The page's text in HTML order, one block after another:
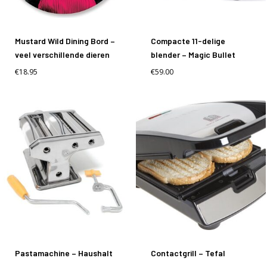
Mustard Wild Dining Bord –
veel verschillende dieren
€18.95
Compacte 11-delige
blender – Magic Bullet
€59.00
Pastamachine – Haushalt
Contactgrill – Tefal